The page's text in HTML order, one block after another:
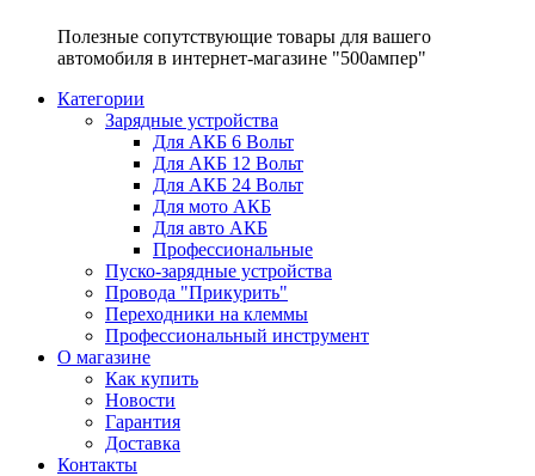
Полезные сопутствующие товары для вашего
автомобиля в интернет-магазине "500ампер"
Категории
Зарядные устройства
Для АКБ 6 Вольт
Для АКБ 12 Вольт
Для АКБ 24 Вольт
Для мото АКБ
Для авто АКБ
Профессиональные
Пуско-зарядные устройства
Провода "Прикурить"
Переходники на клеммы
Профессиональный инструмент
О магазине
Как купить
Новости
Гарантия
Доставка
Контакты